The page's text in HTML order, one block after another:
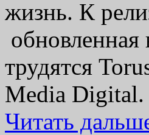
жизнь. К
обновленная
трудятся
Media Digital.
Читать